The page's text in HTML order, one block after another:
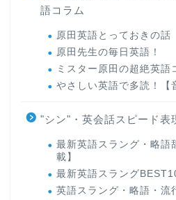
語コラム
原田英語とっておきの話
原田先生の毎日英語！
ミスター原田の超絶英語
やさしい英語で多読！【
"シン"・英会話スピード表
最新英語スラング・略語
載】
最新英語スラング
英語スラング・略語・流